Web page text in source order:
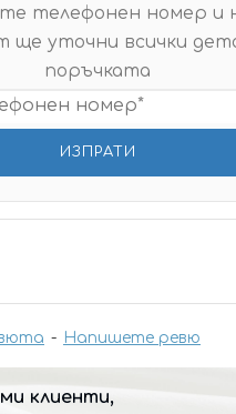
- Напишете ревю
телефонен номер и
ще уточни всички
поръчката
клиенти,